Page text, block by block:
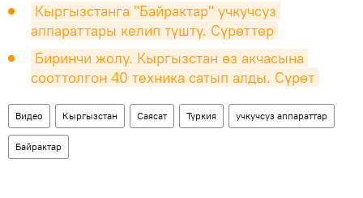
Кыргызстанга "Байрактар" учкучсуз
аппараттары келип түштү. Сүрөттөр
Биринчи жолу. Кыргызстан өз акчасына
сооттолгон 40 техника сатып алды. Сүрөт
Видео Кыргызстан Саясат Түркия учкучсуз аппараттар
Байрактар